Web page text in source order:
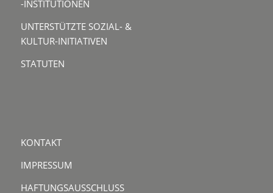
-INSTITUTIONEN
UNTERSTÜTZTE SOZIAL- &
KULTUR-INITIATIVEN
STATUTEN
KONTAKT
IMPRESSUM
HAFTUNGSAUSSCHLUSS